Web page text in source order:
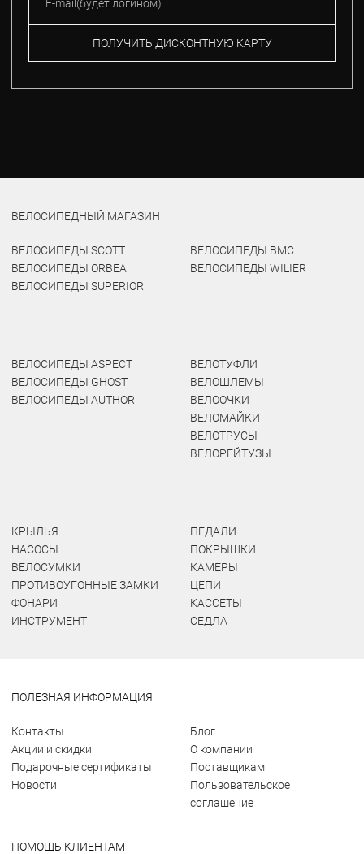
ПОЛУЧИТЬ ДИСКОНТНУЮ КАРТУ
ВЕЛОСИПЕДНЫЙ МАГАЗИН
ВЕЛОСИПЕДЫ SCOTT
ВЕЛОСИПЕДЫ ORBEA
ВЕЛОСИПЕДЫ SUPERIOR
ВЕЛОСИПЕДЫ BMC
ВЕЛОСИПЕДЫ WILIER
ВЕЛОСИПЕДЫ ASPECT
ВЕЛОСИПЕДЫ GHOST
ВЕЛОСИПЕДЫ AUTHOR
ВЕЛОТУФЛИ
ВЕЛОШЛЕМЫ
ВЕЛООЧКИ
ВЕЛОМАЙКИ
ВЕЛОТРУСЫ
ВЕЛОРЕЙТУЗЫ
КРЫЛЬЯ
НАСОСЫ
ВЕЛОСУМКИ
ПРОТИВОУГОННЫЕ ЗАМКИ
ФОНАРИ
ИНСТРУМЕНТ
ПЕДАЛИ
ПОКРЫШКИ
КАМЕРЫ
ЦЕПИ
КАССЕТЫ
СЕДЛА
ПОЛЕЗНАЯ ИНФОРМАЦИЯ
Контакты
Акции и скидки
Подарочные сертификаты
Новости
Блог
О компании
Поставщикам
Пользовательское
соглашение
ПОМОЩЬ КЛИЕНТАМ